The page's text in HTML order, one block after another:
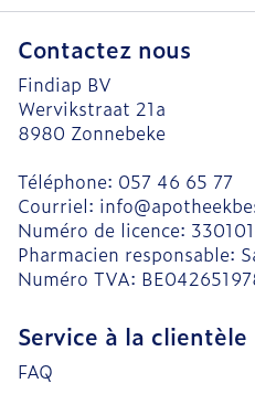
Contactez nous
Findiap BV
Wervikstraat 21a
8980 Zonnebeke
Téléphone: 057 46 65 77
Courriel: info@
Numéro de licence: 330101
Pharmacien responsable:
Numéro TVA:
Service à la clientèle
FAQ